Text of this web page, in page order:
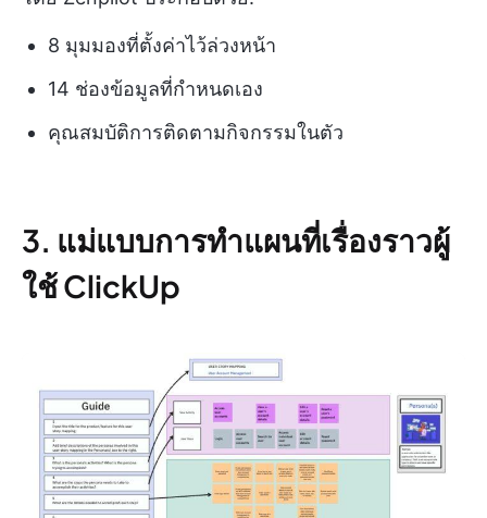
8 มุมมองที่ตั้งค่าไว้ล่วงหน้า
14 ช่องข้อมูลที่กำหนดเอง
คุณสมบัติการติดตามกิจกรรมในตัว
3. แม่แบบการทำแผนที่เรื่องราวผู้
ใช้ ClickUp